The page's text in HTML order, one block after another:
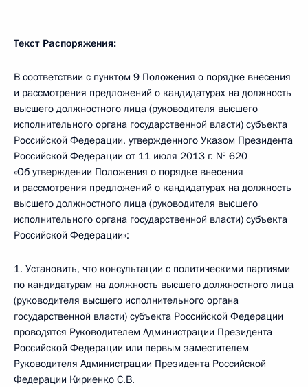
Текст Распоряжения:
В соответствии с пунктом 9 Положения о порядке внесения
и рассмотрения предложений о кандидатурах на должность
высшего должностного лица (руководителя высшего
исполнительного органа государственной власти) субъекта
Российской Федерации, утвержденного Указом Президента
Российской Федерации от 11 июля 2013 г. № 620
«Об утверждении Положения о порядке внесения
и рассмотрения предложений о кандидатурах на должность
высшего должностного лица (руководителя высшего
исполнительного органа государственной власти) субъекта
Российской Федерации»:
1. Установить, что консультации с политическими партиями
по кандидатурам на должность высшего должностного лица
(руководителя высшего исполнительного органа
государственной власти) субъекта Российской Федерации
проводятся Руководителем Администрации Президента
Российской Федерации или первым заместителем
Руководителя Администрации Президента Российской
Федерации Кириенко С.В.